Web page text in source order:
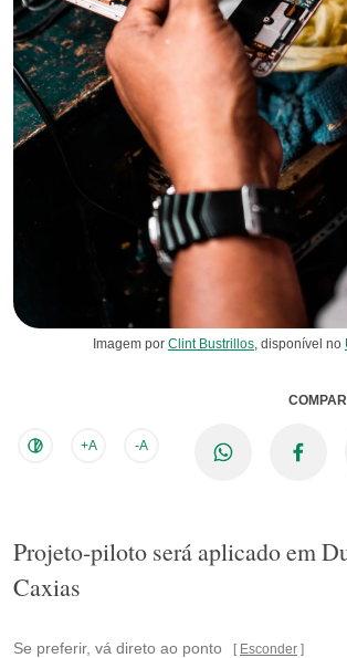
Imagem por Clint Bustrillos , disponível no
+A -A
Projeto-piloto será aplicado em
Caxias
Se preferir, vá direto ao ponto Esconder